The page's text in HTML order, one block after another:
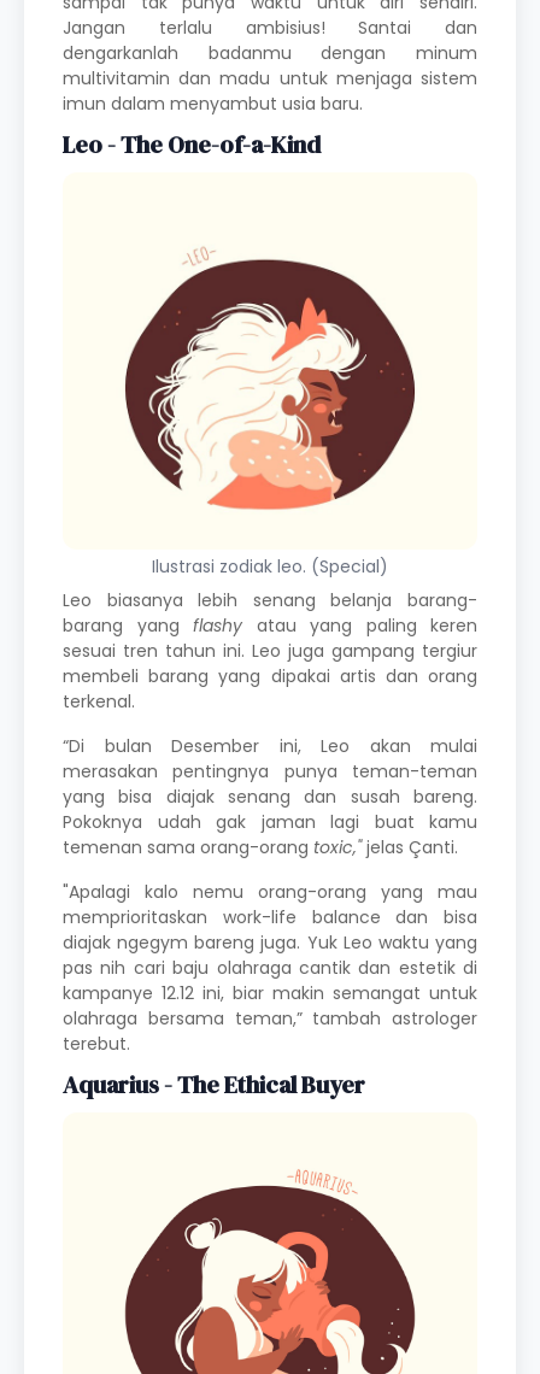
Jangan terlalu ambisius! Santai dan
dengarkanlah badanmu dengan minum
multivitamin dan madu untuk menjaga sistem
imun dalam menyambut usia baru.
Leo - The One-of-a-Kind
Ilustrasi zodiak leo. (Special)
Leo biasanya lebih senang belanja barang-
barang yang flashy atau yang paling keren
sesuai tren tahun ini. Leo juga gampang tergiur
membeli barang yang dipakai artis dan orang
terkenal.
“Di bulan Desember ini, Leo akan mulai
merasakan pentingnya punya teman-teman
yang bisa diajak senang dan susah bareng.
Pokoknya udah gak jaman lagi buat kamu
temenan sama orang-orang toxic,"jelas Çanti.
"Apalagi kalo nemu orang-orang yang mau
memprioritaskan work-life balance dan bisa
diajak ngegym bareng juga. Yuk Leo waktu yang
pas nih cari baju olahraga cantik dan estetik di
kampanye 12.12 ini, biar makin semangat untuk
olahraga bersama teman,” tambah astrologer
terebut.
Aquarius - The Ethical Buyer